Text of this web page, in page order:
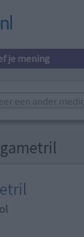
je mening
een ander